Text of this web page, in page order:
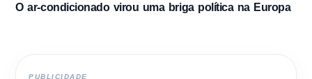
O ar-condicionado virou uma briga política na Europa
PUBLICIDADE